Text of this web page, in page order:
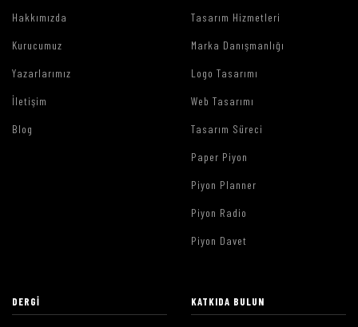
Hakkımızda
Kurucumuz
Yazarlarımız
İletişim
Blog
Tasarım Hizmetleri
Marka Danışmanlığı
Logo Tasarımı
Web Tasarımı
Tasarım Süreci
Paper Piyon
Piyon Planner
Piyon Radio
Piyon Davet
DERGI KATKIDA BULUN